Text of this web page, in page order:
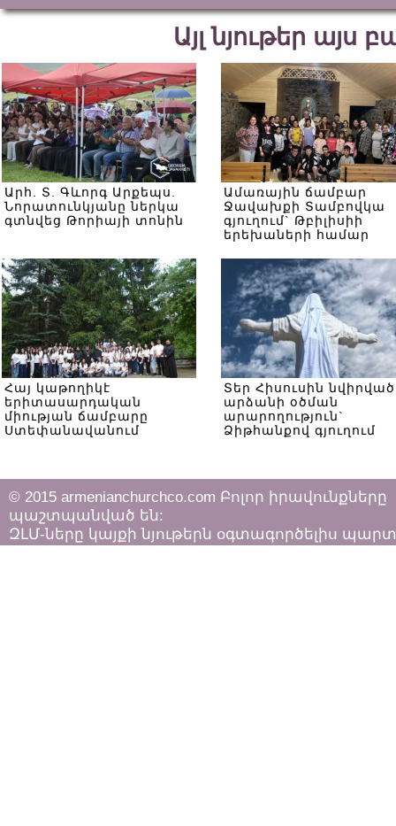
Այլ նյութեր այս
Արհ. Տ. Գևորգ Արքեպս.
Նորատունկյանը ներկա
գտնվեց Թորիայի տոնին
Ամառային ճամբար
Ջավախքի Տամբովկա
գյուղում` Թբիլիսիի
երեխաների համար
Հայ կաթողիկէ
երիտասարդական
միության ճամբարը
Ստեփանավանում
Տեր Հիսուսին նվիրված
արձանի օծման
արարողություն`
Ձիթհանքով գյուղում
© 2015 armenianchurchco.com Բոլոր իրավունքները
պաշտպանված են:
ԶԼՄ-ները կայքի նյութերն օգտագործելիս